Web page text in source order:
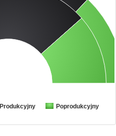
Produkcyjny Poprodukcyjny